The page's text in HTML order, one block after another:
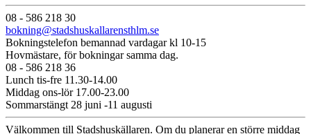
08 - 586 218 30
bokning@stadshuskallarensthlm.se
Bokningstelefon bemannad vardagar kl 10-15
Hovmästare, för bokningar samma dag.
08 - 586 218 36
Lunch tis-fre 11.30-14.00
Middag ons-lör 17.00-23.00
Sommarstängt 28 juni -11 augusti
Välkommen till Stadshuskällaren. Om du planerar en större middag